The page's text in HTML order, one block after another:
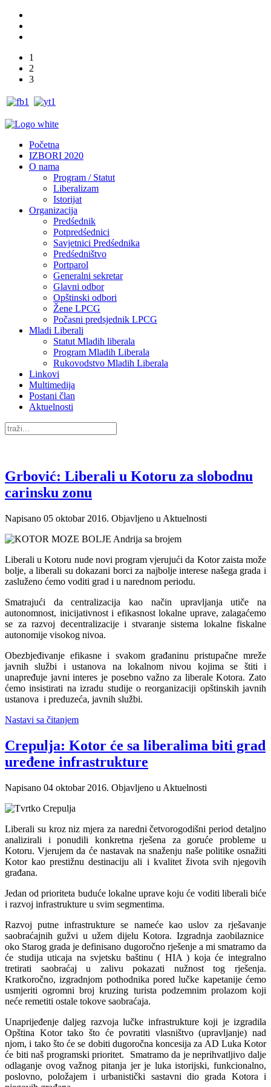
1
2
3
Početna
IZBORI 2020
O nama
Program / Statut
Liberalizam
Istorijat
Organizacija
Predśednik
Potpredśednici
Savjetnici Predśednika
Predśedništvo
Portparol
Generalni sekretar
Glavni odbor
Opštinski odbori
Žene LPCG
Počasni predsjednik LPCG
Mladi Liberali
Statut Mladih liberala
Program Mladih Liberala
Rukovodstvo Mladih Liberala
Linkovi
Multimedija
Postani član
Aktuelnosti
Grbović: Liberali u Kotoru za slobodnu
carinsku zonu
Napisano 05 oktobar 2016. Objavljeno u Aktuelnosti
Liberali u Kotoru nude novi program vjerujući da Kotor zaista može
bolje, a liberali su dokazani borci za najbolje interese našega grada i
zasluženo ćemo voditi grad i u narednom periodu.
Smatrajući da centralizacija kao način upravljanja utiče na
autonomnost, inicijativnost i efikasnost lokalne uprave, zalagaćemo
se za razvoj decentralizacije i stvaranje sistema lokalne fiskalne
autonomije visokog nivoa.
Obezbjeđivanje efikasne i svakom građaninu pristupačne mreže
javnih službi i ustanova na lokalnom nivou kojima se štiti i
unapređuje javni interes je posebno važno za liberale Kotora. Zato
ćemo insistirati na izradu studije o reorganizaciji opštinskih javnih
ustanova i preduzeća, javnih službi.
Nastavi sa čitanjem
Crepulja: Kotor će sa liberalima biti grad
uređene infrastrukture
Napisano 04 oktobar 2016. Objavljeno u Aktuelnosti
Liberali su kroz niz mjera za naredni četvorogodišni period detaljno
analizirali i ponudili konkretna rješena za goruće probleme u
Kotoru. Vjerujem da će nastavak na snaženju naše politike osnažiti
Kotor kao prestižnu destinaciju ali i kvalitet života svih njegovih
građana.
Jedan od prioriteta buduće lokalne uprave koju će voditi liberali biće
i razvoj infrastrukture u svim segmentima.
Razvoj putne infrastrukture se nameće kao uslov za rješavanje
saobraćajnih gužvi u užem dijelu Kotora. Izgradnja zaobilaznice
oko Starog grada je definisano dugoročno rješenje a mi smatramo da
će studija uticaja na svjetsku baštinu ( HIA ) koja će integralno
tretirati saobraćaj u zalivu pokazati nužnost tog rješenja.
Kratkoročno, izgradnjom pothodnika pored lučke kapetanije ćemo
usmjeriti ogromni broj kruzing turista podzemnim prolazom koji
neće remetiti ostale tokove saobraćaja.
Unaprijeđenje daljeg razvoja lučke infrastrukture koji je izgradila
Opština Kotor tako što će povratiti vlasništvo (upravljanje) nad
njom, i tako što će se dobiti dugoročna koncesija za AD Luka Kotor
će biti naš programski prioritet. Smatramo da je neprihvatljivo dalje
odlaganje ovog važnog pitanja jer je luka istorijski, funkcionalno,
poslovno, položajem i urbanistički sastavni dio grada Kotora i